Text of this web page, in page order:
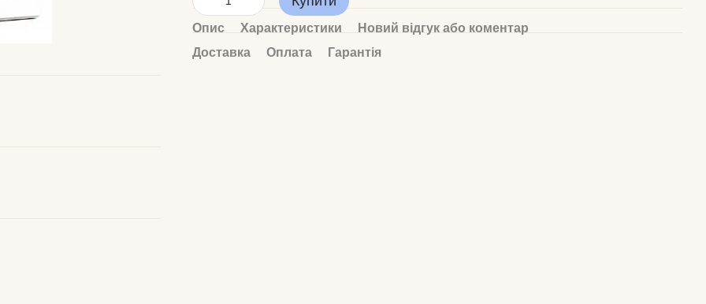
Опис Характеристики
Новий відгук або коментар
Доставка
Оплата Гарантія